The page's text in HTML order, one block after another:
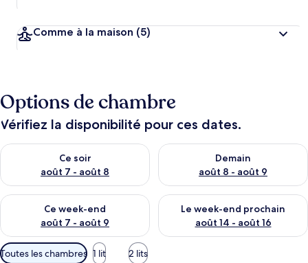
Comme à la maison (5)
Options de chambre
Vérifiez la disponibilité pour ces dates.
Ce soir
août 7 - août 8
Vérifier la disponibilité pour ce soir août 7 - août 8
Demain
août 8 - août 9
Vérifier la disponibilité pour
Ce week-end
août 7 - août 9
Vérifier la disponibilité pour ce week-end août 7 - août 9
Le week-end prochain
août 14 - août 16
Vérifier la disponibilité pour
Filtres
Toutes les chambres 1 lit 2 lits